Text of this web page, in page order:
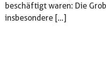
beschäftigt waren: Die
insbesondere […]